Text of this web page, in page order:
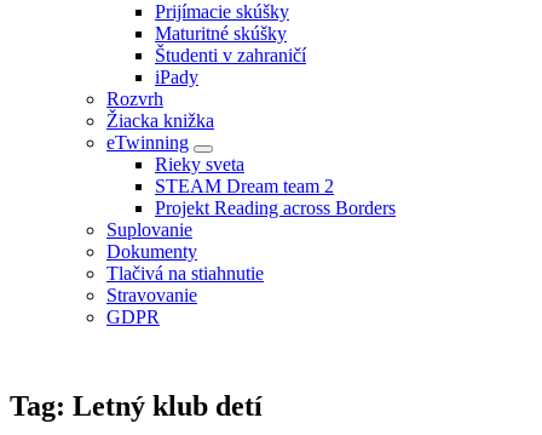
Prijímacie skúšky
Maturitné skúšky
Študenti v zahraničí
iPady
Rozvrh
Žiacka knižka
eTwinning
Rieky sveta
STEAM Dream team 2
Projekt Reading across Borders
Suplovanie
Dokumenty
Tlačivá na stiahnutie
Stravovanie
GDPR
Tag: Letný klub detí